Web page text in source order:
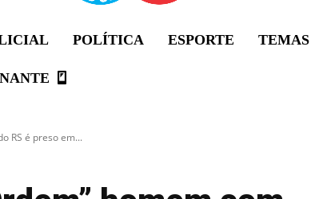
POLÍTICA ESPORTE TEMAS
RS é preso em...